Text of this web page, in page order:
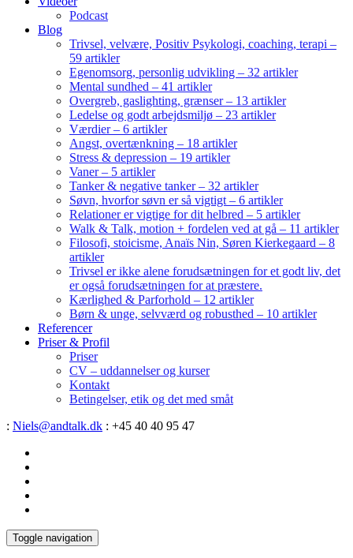
Podcast
Blog
Trivsel, velvære, Positiv Psykologi, coaching, terapi –
59 artikler
Egenomsorg, personlig udvikling – 32 artikler
Mental sundhed – 41 artikler
Overgreb, gaslighting, grænser – 13 artikler
Ledelse og godt arbejdsmiljø – 23 artikler
Værdier – 6 artikler
Angst, overtænkning – 18 artikler
Stress & depression – 19 artikler
Vaner – 5 artikler
Tanker & negative tanker – 32 artikler
Søvn, hvorfor søvn er så vigtigt – 6 artikler
Relationer er vigtige for dit helbred – 5 artikler
Walk & Talk, motion + fordelen ved at gå – 11 artikler
Filosofi, stoicisme, Anaïs Nin, Søren Kierkegaard – 8
artikler
Trivsel er ikke alene forudsætningen for et godt liv, det
er også forudsætningen for at præstere.
Kærlighed & Parforhold – 12 artikler
Børn & unge, selvværd og robusthed – 10 artikler
Referencer
Priser & Profil
Priser
CV – uddannelser og kurser
Kontakt
Betingelser, etik og det med småt
: Niels@andtalk.dk : +45 40 40 95 47
Toggle navigation